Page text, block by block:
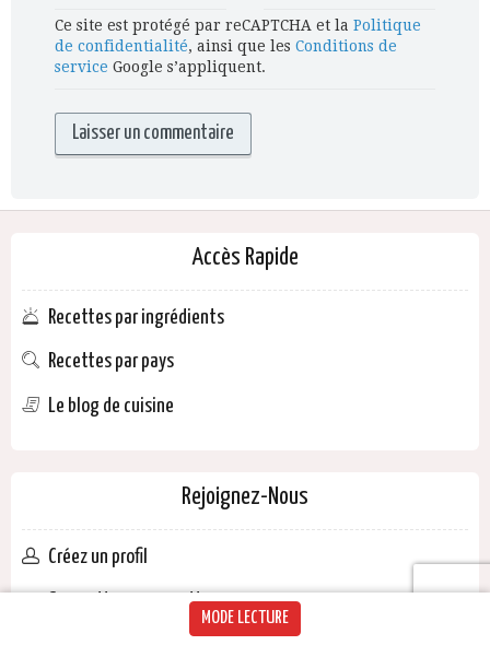
MODE LECTURE
Ce site est protégé par reCAPTCHA et la Politique
de confidentialité, ainsi que les Conditions de
service Google s’appliquent.
Accès Rapide
Recettes par ingrédients
Recettes par pays
Le blog de cuisine
Rejoignez-Nous
Créez un profil
Soumettre une recette